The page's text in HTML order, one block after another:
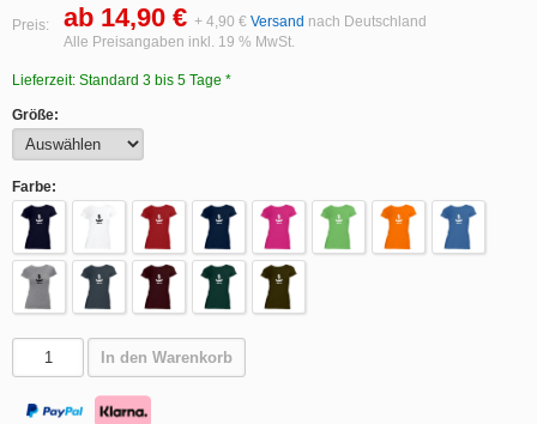
Preis: ab 14,90 € + 4,90 € Versand nach Deutschland
Alle Preisangaben inkl. 19 % MwSt.
Lieferzeit: Standard 3 bis 5 Tage *
Größe:
Farbe:
In den Warenkorb